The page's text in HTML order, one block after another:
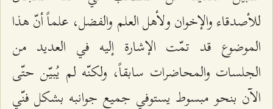
للأصدقاء والإخوان ولأهل العلم والفضل، علماً أنّ هذا
الموضوع قد تمّت الإشارة إليه في العديد من
الجلسات والمحاضرات سابقاً، ولكنّه لم يُبيّن حتّى
الآن بنحو مبسوط يستوفي جميع جوانبه بشكل فنّي